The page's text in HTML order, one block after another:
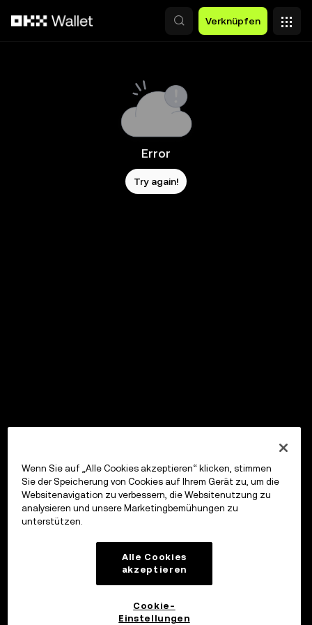
Verknüpfen
Error
Try again!
Wenn Sie auf „Alle Cookies akzeptieren“ klicken, stimmen
Sie der Speicherung von Cookies auf Ihrem Gerät zu, um die
Websitenavigation zu verbessern, die Websitenutzung zu
analysieren und unsere Marketingbemühungen zu
unterstützen.
Alle Cookies
akzeptieren
Cookie-
Einstellungen